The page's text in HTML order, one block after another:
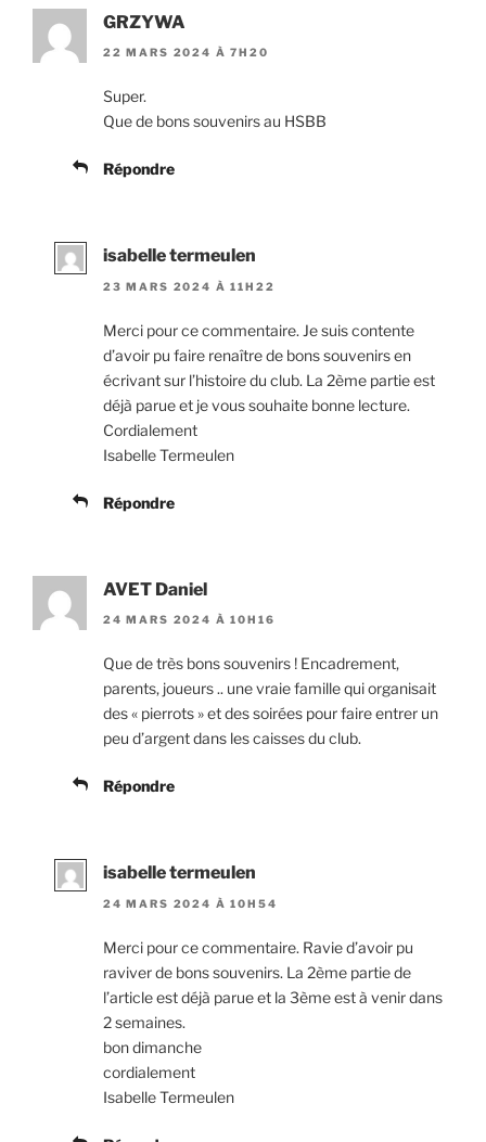
GRZYWA
22 MARS 2024 À 7H20
Super.
Que de bons souvenirs au HSBB
Répondre
isabelle termeulen
23 MARS 2024 À 11H22
Merci pour ce commentaire. Je suis contente
d’avoir pu faire renaître de bons souvenirs en
écrivant sur l’histoire du club. La 2ème partie est
déjà parue et je vous souhaite bonne lecture.
Cordialement
Isabelle Termeulen
Répondre
AVET Daniel
24 MARS 2024 À 10H16
Que de très bons souvenirs ! Encadrement,
parents, joueurs .. une vraie famille qui organisait
des « pierrots » et des soirées pour faire entrer un
peu d’argent dans les caisses du club.
Répondre
isabelle termeulen
24 MARS 2024 À 10H54
Merci pour ce commentaire. Ravie d’avoir pu
raviver de bons souvenirs. La 2ème partie de
l’article est déjà parue et la 3ème est à venir dans
2 semaines.
bon dimanche
cordialement
Isabelle Termeulen